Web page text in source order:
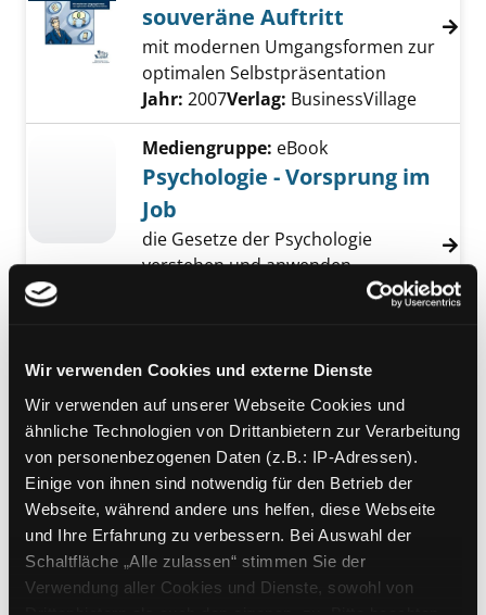
Wir verwenden Cookies und externe Dienste
Wir verwenden auf unserer Webseite Cookies und
ähnliche Technologien von Drittanbietern zur Verarbeitung
von personenbezogenen Daten (z.B.: IP-Adressen).
Einige von ihnen sind notwendig für den Betrieb der
Webseite, während andere uns helfen, diese Webseite
und Ihre Erfahrung zu verbessern. Bei Auswahl der
Schaltfläche „Alle zulassen“ stimmen Sie der
Verwendung aller Cookies und Dienste, sowohl von
souveräne Auftritt
mit modernen Umgangsformen zur
optimalen Selbstpräsentation
Suche nach diesem Verfasser
Jahr: 2007Verlag: BusinessVillage
Mediengruppe: eBook
Psychologie - Vorsprung im
Job
die Gesetze der Psychologie
verstehen und anwenden
Klein, Hans-Michael;
Phone Calls in English
Verfasser:Schroevers, Sander M.
Jahr: 2007
Verlag:Rudolf Haufe Verlag
Mediengruppe:eBook
Der feminine Stil